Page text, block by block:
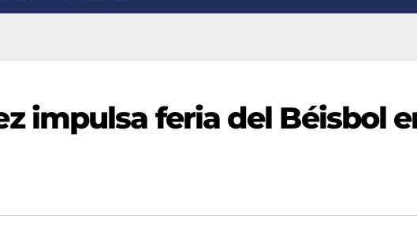
impulsa feria del Béisbol